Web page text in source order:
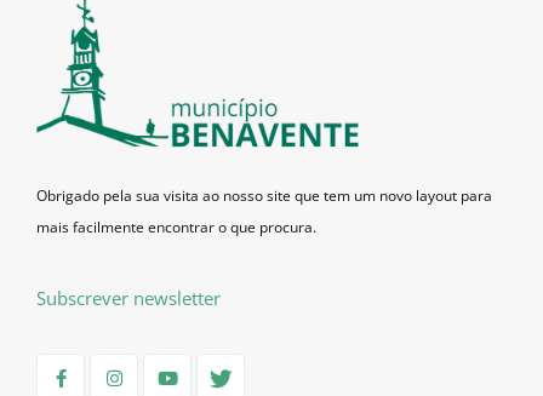
Obrigado pela sua visita ao nosso site que tem um novo layout para
mais facilmente encontrar o que procura.
Subscrever newsletter